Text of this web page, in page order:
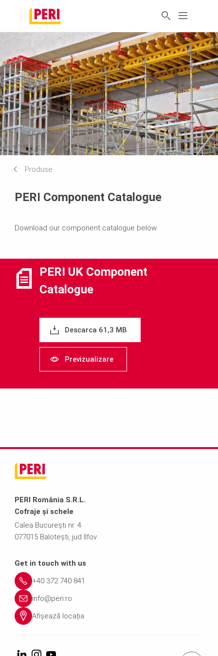
Produse
PERI Component Catalogue
Download our component catalogue below.
PERI UK Component
Catalogue
Descarca 61,3 MB
Previzualizare
PERI România S.R.L.
Cofraje și schele
Calea București nr. 4
077015 Balotești, jud Ilfov
Get in touch with us
+40 372 740 841
info@peri.ro
Afișează locația